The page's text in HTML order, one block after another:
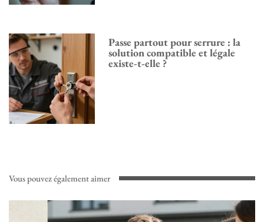
Passe partout pour serrure : la
solution compatible et légale
existe-t-elle ?
Vous pouvez également aimer